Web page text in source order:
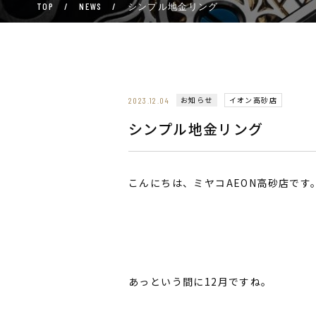
TOP / NEWS / シンプル地金リング
2023.12.04 お知らせ イオン高砂店
シンプル地金リング
こんにちは、ミヤコAEON高砂店です
あっという間に12月ですね。